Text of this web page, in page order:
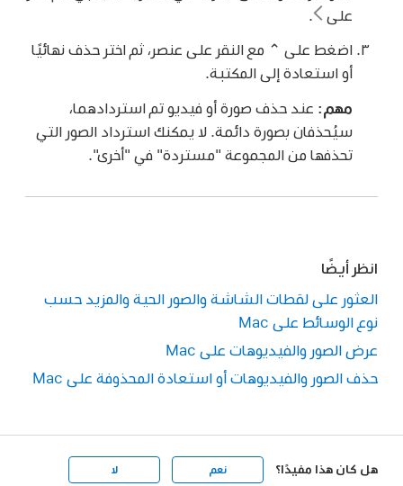
على
اضغط على ⌃ مع النقر على عنصر، ثم اختر حذف نهائيًا
أو استعادة إلى المكتبة.
مهم: عند حذف صورة أو فيديو تم استردادهما،
سيُحذفان بصورة دائمة. لا يمكنك استرداد الصور التي
تحذفها من المجموعة "مستردة" في "أخرى".
انظر أيضًا
العثور على لقطات الشاشة والصور الحية والمزيد حسب
نوع الوسائط على Mac
عرض الصور والفيديوهات على Mac
حذف الصور والفيديوهات أو استعادة المحذوفة على Mac
هل كان هذا مفيدًا؟ نعم لا